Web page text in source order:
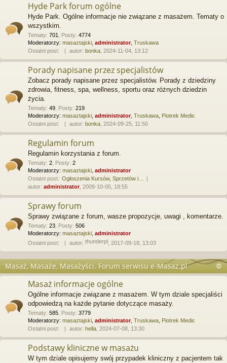
Hyde Park forum ogólne
Hyde Park. Ogólne informacje nie związane z masażem. Tematy o
wszystkim.
Tematy: 701 Posty: 4774
Moderatorzy: masaztajski administrator, Truskawa
Ostatni post:
autor: bonka , 2024-11-04, 13:12
Porady napisane przez specjalistów
Zobacz porady napisane przez specjalistów. Porady z dziedziny
zdrowia, fitness, spa, wellness, sportu oraz różnych dziedzin
życia.
Tematy: 49 Posty: 219
Moderatorzy: masaztajski administrator, Truskawa Piotrek Medic
Ostatni post:
autor: bonka , 2024-09-25, 11:50
Regulamin forum
Regulamin korzystania z forum.
Tematy: 2 Posty: 2
Moderatorzy: masaztajski administrator
Ostatni post: Ogłoszenia Kursów, Sprzetów i…
autor: administrator, 2009-10-05, 19:55
Sprawy forum
Sprawy związane z forum, wasze propozycje, uwagi , komentarze.
Tematy: 23 Posty: 506
Moderatorzy: masaztajski administrator
Ostatni post:
autor: thunderpl , 2017-09-18, 13:03
Masaż, Masaże, Masażyści. Forum serwisu e-Masaz.pl
Masaż informacje ogólne
Ogólne informacje związane z masażem. W tym dziale specjaliści
odpowiedzą na każde pytanie dotyczące masaży.
Tematy: 585 Posty: 3779
Moderatorzy: masaztajski administrator, Truskawa Piotrek Medic
Ostatni post:
autor: hella , 2024-07-08, 13:30
Podstawy kliniczne w masażu
W tym dziale opisujemy swój przypadek kliniczny z pacjentem tak